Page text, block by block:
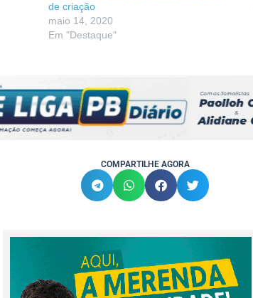
de criação
maio 14, 2020
Em "Destaque"
COMPARTILHE AGORA